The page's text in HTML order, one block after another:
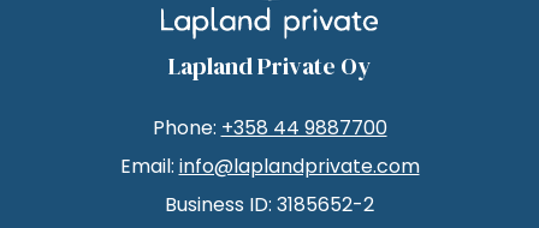
Lapland Private Oy
Phone: +358 44 9887700
Email: info@laplandprivate.com
Business ID: 3185652-2